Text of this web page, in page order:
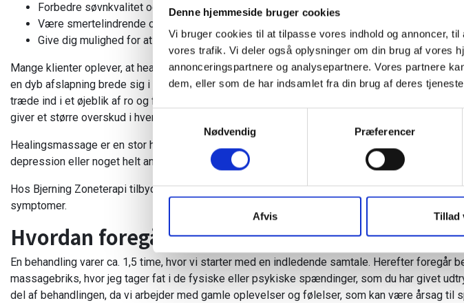
Denne hjemmeside bruger cookies
Vi bruger cookies til at tilpasse vores indhold og annoncer,
vores trafik. Vi deler også oplysninger om din brug af vores
annonceringspartnere og analysepartnere. Vores partnere
dem, eller som de har indsamlet fra din brug af deres
Samtykkevalg
Nødvendig
Præferencer
Afvis Tillad
Forbedre søvnkvalitet og mindske søvnbesvær
Være smertelindrende og lindre muskelspændinger
Give dig mulighed for at mærke dig selv – måske på en helt ny måde
Mange klienter oplever, at healingsmassage ikke kun lindrer fysiske smerter, men også
en dyb afslapning brede sig i deres krop, og bekymringerne begynder at slippe.
træde ind i et øjeblik af ro og fordybelse, hvor man kan genoprette forbindelsen til sig selv og
giver et større overskud i hverdagen.
Healingsmassage er en stor hjælp til at bryde den onde cirkel, så din stress ikke bliver værre
depression eller noget helt andet.
Hos Bjerning Zoneterapi tilbyder jeg ogsåkropsterapiogzoneterapi, som kan afhjælpe
symptomer.
Hvordan foregår en behandling med
En behandling varer ca. 1,5 time, hvor vi starter med en indledende samtale. Herefter foregår
massagebriks, hvor jeg tager fat i de fysiske eller psykiske spændinger, som du har givet
del af behandlingen, da vi arbejder med gamle oplevelser og følelser, som kan være årsag til